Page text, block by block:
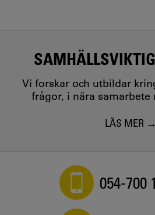
Vi forskar och utbildar
frågor, i nära samarbete
LÄS MER
054-700